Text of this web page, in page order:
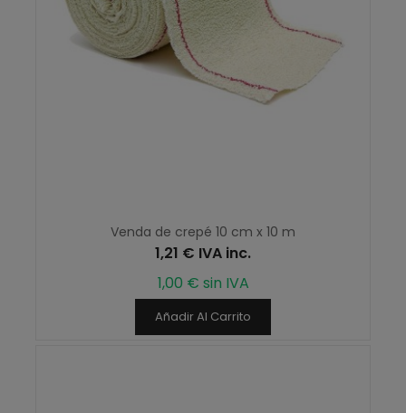
Venda de crepé 10 cm x 10 m
1,21 € IVA inc.
1,00 € sin IVA
Añadir Al Carrito